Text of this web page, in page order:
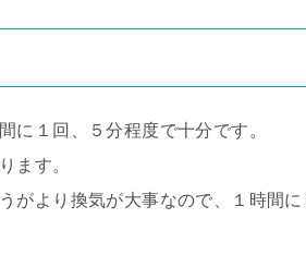
に１回、５分程度で十分です。
ます。
がより換気が大事なので、１時間に